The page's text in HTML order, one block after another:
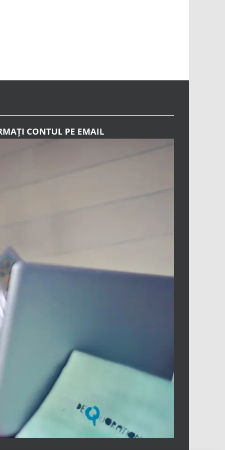
CONTUL PE EMAIL